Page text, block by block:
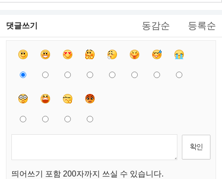
댓글쓰기 동감순 등록순
띄어쓰기 포함 200자까지 쓰실 수 있습니다.